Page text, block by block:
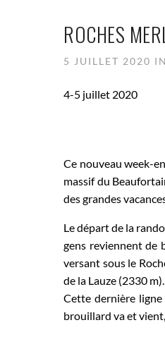
ROCHES
5 JUILLET 2020 IN
4-5 juillet 2020
Ce nouveau week-
massif du
des grandes
Le départ de la
gens reviennent de
versant sous le
de la Lauze (2330
Cette dernière
brouillard va et